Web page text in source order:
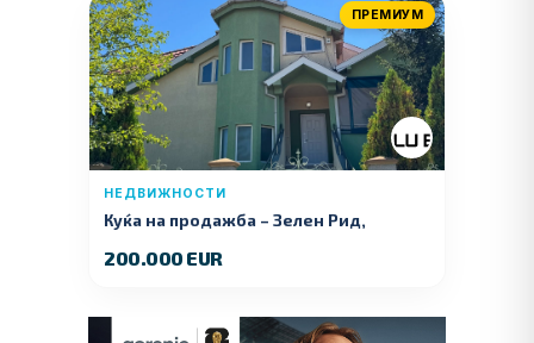
ПРЕМИУМ
НЕДВИЖНОСТИ
Куќа на продажба – Зелeн Рид,
200.000 EUR